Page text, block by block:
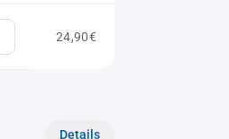
24,90€
Details